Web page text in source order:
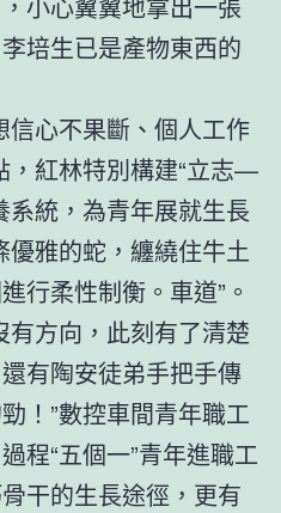
培生已是產物東西的
信心不果斷、個人工作
，紅林特別構建“立志—
統，為青年展就生長
優雅的蛇，纏繞住牛土
行柔性制衡。車道”。
有方向，此刻有了清楚
有陶安徒弟手把手傳
！”數控車間青年職工
程“五個一”青年進職工
干的生長途徑，更有